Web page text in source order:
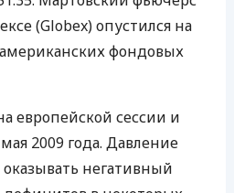
ЕЖЕМЕСЯЧНЫЙ ОБЗОР
КЕШБЭКА
(Globex) опустился на
американских фондовых
европейской сессии и
2009 года. Давление
негативный